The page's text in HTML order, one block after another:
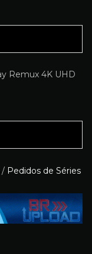
/ Pedidos de Séries